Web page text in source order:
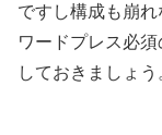
ですし構成も崩
ワードプレス必
しておきましょう